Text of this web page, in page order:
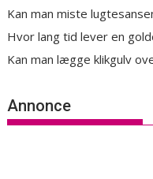
Kan man miste
Hvor lang tid lever en
Kan man lægge klikgulv
Annonce